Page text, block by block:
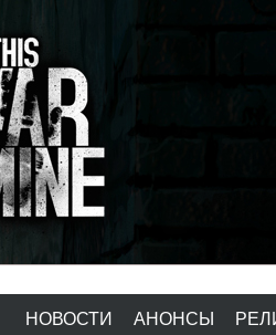
НОВОСТИ АНОНСЫ